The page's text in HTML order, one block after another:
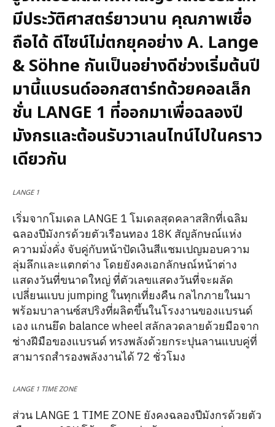
มีประวัติศาสตร์ยาวนาน คุณภาพเชื่อ
ถือได้ ดีไซน์ไม่ตกยุคอย่าง A. Lange
& Söhne กันเป็นอย่างดีช่วงเริ่มต้นปี
มานี้แบรนด์ออกสตาร์ทด้วยคอลเล็ก
ชั่น LANGE 1 ที่ออกมาเพื่อฉลองปี
มังกรและต้อนรับวาเลนไทน์ไปในคราว
เดียวกัน
LANGE 1
เริ่มจากโมเดล LANGE 1 โมเดลสุดคลาสสิกที่เฉลิม
ฉลองปีมังกรด้วยตัวเรือนทอง 18K สัญลักษณ์แห่ง
ความมั่งคั่ง จับคู่กับหน้าปัดเงินสีแชมเปญมอบความ
ลุ่มลึกและแตกต่าง โดยยังคงเอกลักษณ์หน้าต่าง
แสดงวันที่ขนาดใหญ่ ที่ตัวเลขแสดงวันที่จะผลัด
เปลี่ยนแบบ jumping ในทุกเที่ยงคืน กลไกภายในมา
พร้อมบาลานซ์สปริงที่ผลิตขึ้นในโรงงานของแบรนด์
เอง แกนยึด balance wheel สลักลวดลายด้วยมือจาก
ช่างฝีมือของแบรนด์ ทรงพลังด้วยกระปุนลานแบบคู่ที่
สามารถสำรองพลังงานได้ 72 ชั่วโมง
LANGE 1 TIME ZONE
ส่วน LANGE 1 TIME ZONE ยังคงฉลองปีมังกรด้วยตัว